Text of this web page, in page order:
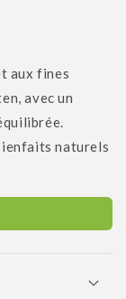
aux fines
avec un
naturels